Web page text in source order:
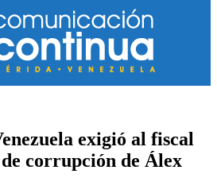
exigió al fiscal
corrupción de Álex